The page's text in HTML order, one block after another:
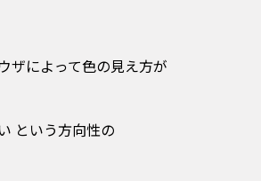
ザによって色の見え方が
という方向性の